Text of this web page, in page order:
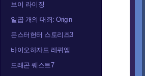
브이 라이징
일곱 개의 대죄: Origin
몬스터헌터 스토리즈3
바이오하자드 레퀴엠
드래곤 퀘스트7